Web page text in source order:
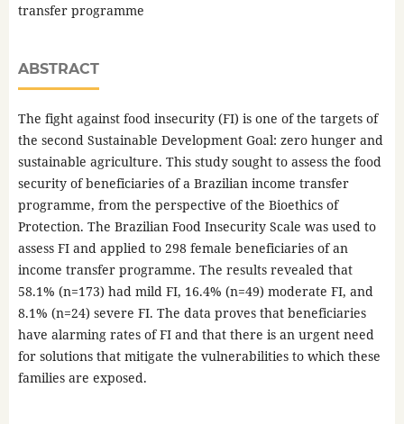
transfer programme
ABSTRACT
The fight against food insecurity (FI) is one of the targets of
the second Sustainable Development Goal: zero hunger and
sustainable agriculture. This study sought to assess the food
security of beneficiaries of a Brazilian income transfer
programme, from the perspective of the Bioethics of
Protection. The Brazilian Food Insecurity Scale was used to
assess FI and applied to 298 female beneficiaries of an
income transfer programme. The results revealed that
58.1% (n=173) had mild FI, 16.4% (n=49) moderate FI, and
8.1% (n=24) severe FI. The data proves that beneficiaries
have alarming rates of FI and that there is an urgent need
for solutions that mitigate the vulnerabilities to which these
families are exposed.